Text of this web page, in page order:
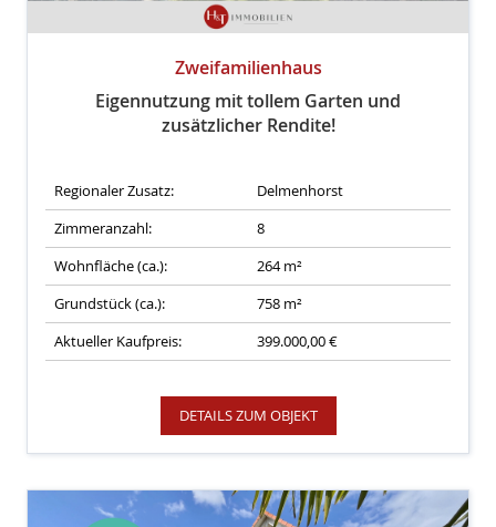
Zweifamilienhaus
Eigennutzung mit tollem Garten und
zusätzlicher Rendite!
Regionaler Zusatz:
Delmenhorst
Zimmeranzahl:
8
Wohnfläche (ca.):
264 m²
Grundstück (ca.):
758 m²
Aktueller Kaufpreis:
399.000,00 €
DETAILS ZUM OBJEKT